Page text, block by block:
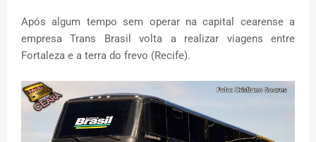
Após algum tempo sem operar na capital cearense a
empresa Trans Brasil volta a realizar viagens entre
Fortaleza e a terra do frevo (Recife).